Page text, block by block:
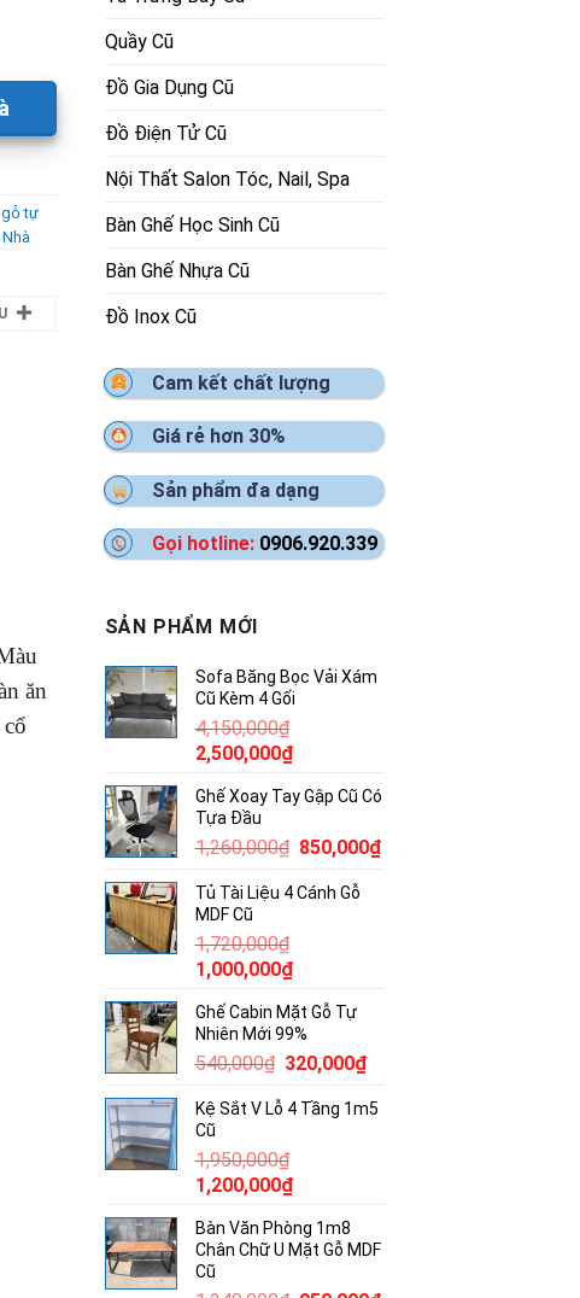
gỗ tự
ăn
Quầy Cũ
Đồ Gia Dụng Cũ
Đồ Điện Tử Cũ
Nội Thất Salon Tóc, Nail, Spa
Bàn Ghế Học Sinh Cũ
Bàn Ghế Nhựa Cũ
Đồ Inox Cũ
Cam kết chất lượng
Giá rẻ hơn 30%
Sản phẩm đa dạng
Gọi hotline: 0906.920.339
SẢN PHẨM MỚI
Sofa Băng Bọc Vải Xám
Cũ Kèm 4 Gối
4,150,000₫
Giá
là:
4,150,000₫.
2,500,000₫Giá
tại
2,500,000₫.
Ghế Xoay Tay Gập Cũ Có
Tựa Đầu
1,260,000₫ Giá
là:
850,000₫Giá
Tủ Tài Liệu 4 Cánh Gỗ
MDF Cũ
1,720,000₫
Giá
là:
1,720,000₫.
1,000,000₫Giá
tại
là:
1,000,000₫.
Ghế Cabin Mặt Gỗ Tự
Nhiên Mới 99%
540,000₫ Giá
là:
320,000₫Giá
tại
Kệ Sắt V Lỗ 4 Tầng 1m5
Cũ
1,950,000₫
Giá
là:
1,950,000₫.
1,200,000₫Giá
tại
là:
Bàn Văn Phòng 1m8
Chân Chữ U Mặt Gỗ MDF
Cũ